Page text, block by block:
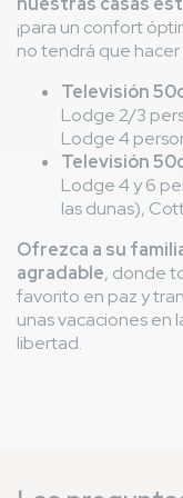
¡para un confort
no tendrá que
Televisión
Lodge 2/3
Lodge 4
Televisión
Lodge 4 y 6
las dunas),
Ofrezca a su
agradable, donde
favorito en paz y
unas vacaciones en
libertad.